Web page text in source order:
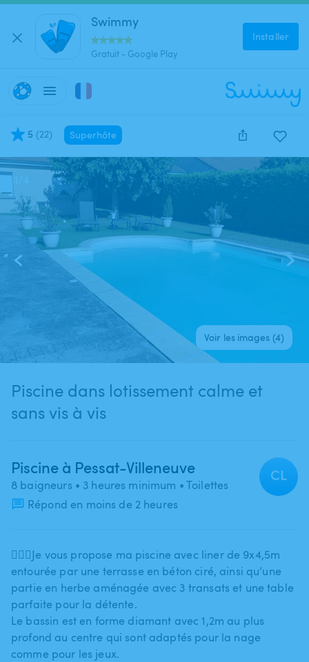
Swimmy
Gratuit - Google Play
Installer
5 (22) Superhôte
Voir les images (4)
Piscine dans lotissement calme et
sans vis à vis
Piscine à Pessat-Villeneuve
8 baigneurs • 3 heures minimum • Toilettes
Répond en moins de 2 heures
CL
🏊🏻‍♂️Je vous propose ma piscine avec liner de 9x4​,​5m
entourée par une terrasse en béton ciré​,​​ ainsi qu’une
partie en herbe aménagée avec 3 transats et une table
parfaite pour la détente.
Le bassin est en forme diamant avec 1​,​2m au plus
profond au centre qui sont adaptés pour la nage
comme pour les jeux.